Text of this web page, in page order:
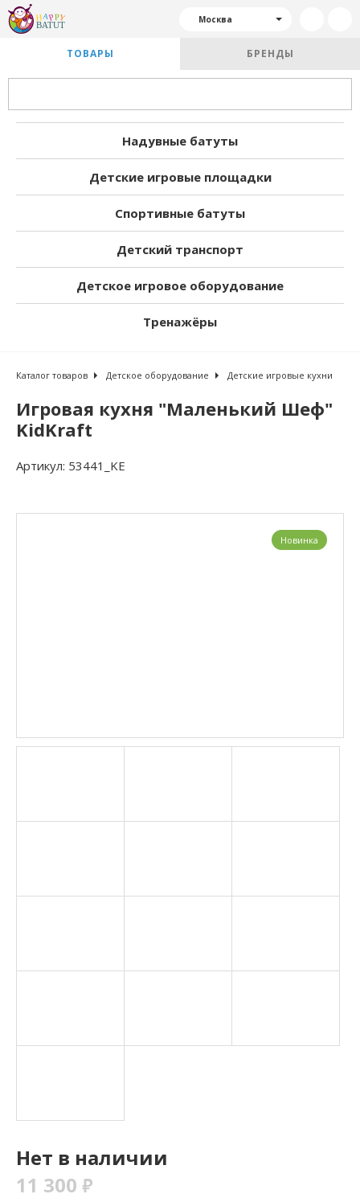
Москва
ТОВАРЫ БРЕНДЫ
Надувные батуты
Детские игровые площадки
Спортивные батуты
Детский транспорт
Детское игровое оборудование
Тренажёры
Каталог товаров Детское оборудование Детские игровые кухни
Игровая кухня "Маленький Шеф"
KidKraft
Артикул: 53441_KE
Новинка
Нет в наличии
11 300 ₽